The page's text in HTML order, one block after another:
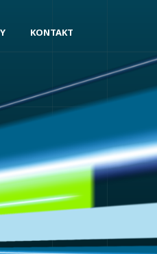
KONTAKT